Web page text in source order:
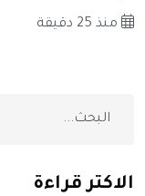
منذ 25 دقيقة
الاكثر قراءة